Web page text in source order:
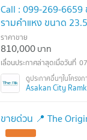
Call : 099-269-
รามคำแหง ขนาด
ราคาขาย
810,000บาท
Asakan City
ขายด่วน 📍 The